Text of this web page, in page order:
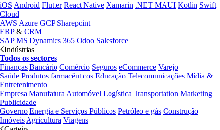
iOS Android Flutter React Native Xamarin .NET MAUI Kotlin Swift
Cloud
AWS Azure GCP Sharepoint
ERP& CRM
SAP MS Dynamics 365 Odoo Salesforce
Indústrias
Todos os sectores
Finanças Bancário Comércio Seguros eCommerce Varejo
Saúde Produtos farmacêuticos Educação Telecomunicações Mídia &
Entretenimento
Empresa Manufatura Automóvel Logística Transportation Marketing
Publicidade
Governo Energia e Serviços Públicos Petróleo e gás Construção
Imóveis Agricultura Viagens